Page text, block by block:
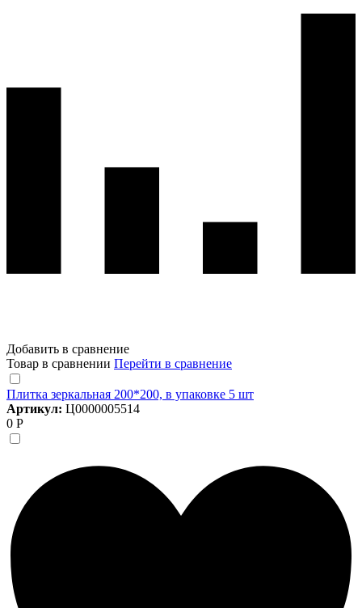
Добавить в сравнение
Товар в сравнении Перейти в сравнение
Плитка зеркальная 200*200, в упаковке 5 шт
Артикул: Ц0000005514
0 Р